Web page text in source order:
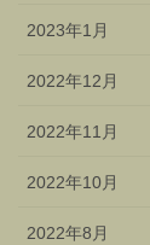
2023年1月
2022年12月
2022年11月
2022年10月
2022年8月